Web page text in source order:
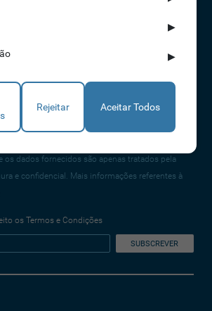
os dados fornecidos são apenas tratados pela
e confidencial. Mais informações referentes à
os Termos e Condições
▶
▶
Rejeitar Aceitar Todos